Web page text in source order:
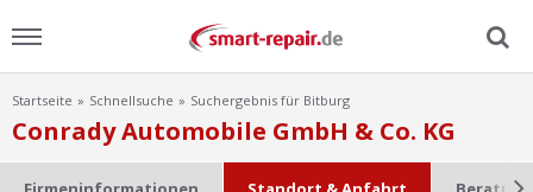
Menu
Home
Startseite Schnellsuche Suchergebnis für Bitburg
Conrady Automobile GmbH & Co. KG